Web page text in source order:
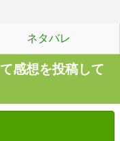
ネタバレ
感想を投稿して